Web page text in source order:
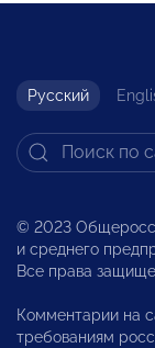
Русский
© 2023
и среднего
Все права
Комментарии на
требованиям